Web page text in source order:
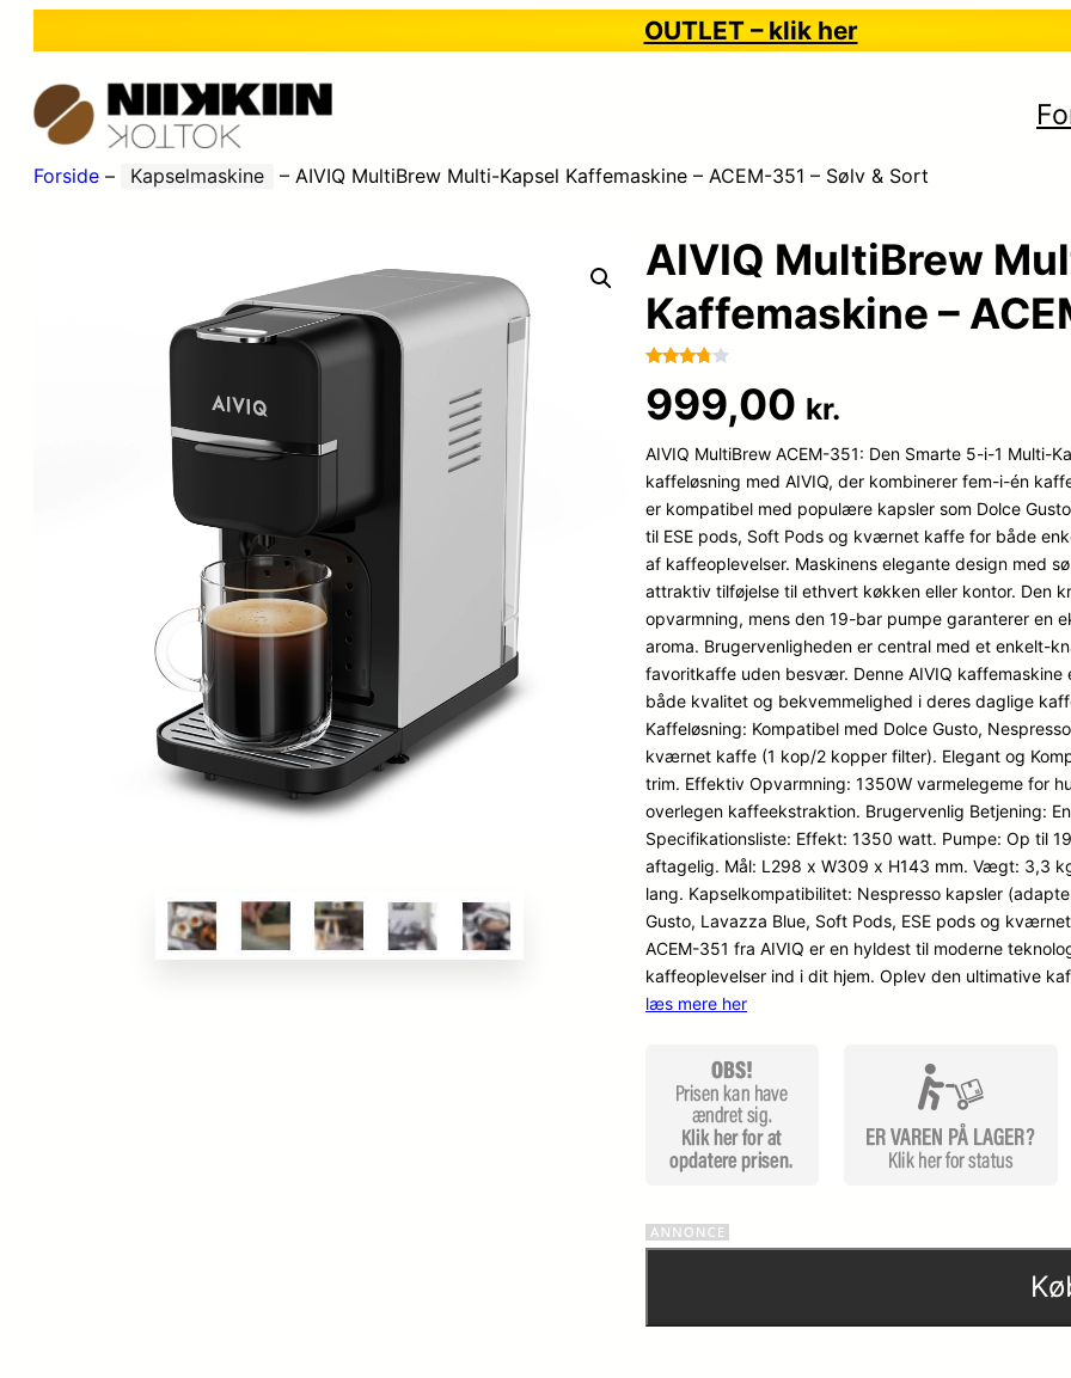
OUTLET – klik her
Forside – Kapselmaskine – AIVIQ MultiBrew Multi-Kapsel Kaffemaskine – ACEM-351 – Sølv & Sort
AIVIQ MultiBrew
Kaffemaskine –
som
5
baseret
på
kundebe
dømmel
999,00 kr.
AIVIQ MultiBrew ACEM-351: Den Smarte 5-i-1 Multi-
kaffeløsning med AIVIQ, der kombinerer fem-i-én
er kompatibel med populære kapsler som Dolce
til ESE pods, Soft Pods og kværnet kaffe for både
af kaffeoplevelser. Maskinens elegante design med
attraktiv tilføjelse til ethvert køkken eller kontor. Den
opvarmning, mens den 19-bar pumpe garanterer en
aroma. Brugervenligheden er central med et enkelt-
favoritkaffe uden besvær. Denne AIVIQ
både kvalitet og bekvemmelighed i deres daglige
Kaffeløsning: Kompatibel med Dolce Gusto,
kværnet kaffe (1 kop/2 kopper filter). Elegant og
trim. Effektiv Opvarmning: 1350W varmelegeme for
overlegen kaffeekstraktion. Brugervenlig Betjening:
Specifikationsliste: Effekt: 1350 watt. Pumpe: Op til
aftagelig. Mål: L298 x W309 x H143 mm. Vægt: 3,3
lang. Kapselkompatibilitet: Nespresso kapsler
Gusto, Lavazza Blue, Soft Pods, ESE pods og
ACEM-351 fra AIVIQ er en hyldest til moderne
kaffeoplevelser ind i dit hjem. Oplev den ultimative
læs mere her